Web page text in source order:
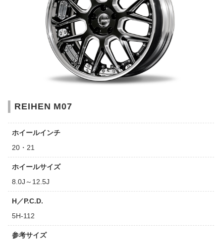
REIHEN M07
ホイールインチ
20・21
ホイールサイズ
8.0J～12.5J
H／P.C.D.
5H-112
参考サイズ